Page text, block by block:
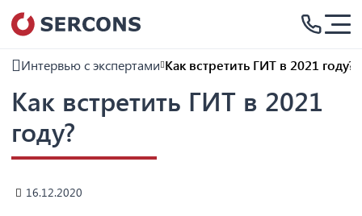
Интервью с экспертами Как встретить ГИТ в 2021 году?
Как встретить ГИТ в 2021
году?
16.12.2020